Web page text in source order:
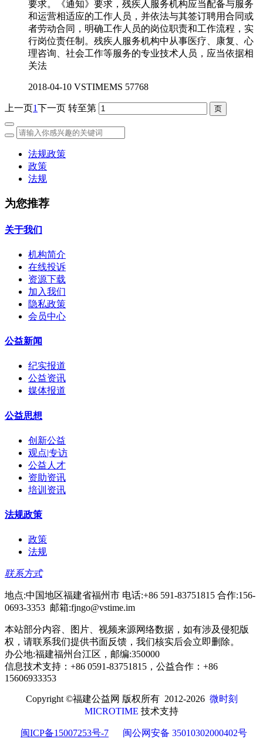
要求。《通知》要求，残疾人服务机构应当配备与服务
和运营相适应的工作人员，并依法与其签订聘用合同或
者劳动合同，明确工作人员的岗位职责和工作流程，实
行岗位责任制。残疾人服务机构中从事医疗、康复、心
理咨询、社会工作等服务的专业技术人员，应当依据相
关法
2018-04-10 VSTIMEMS 57768
上一页1下一页 转至第
法规政策
政策
法规
为您推荐
关于我们
机构简介
在线投诉
资源下载
加入我们
隐私政策
会员中心
公益新闻
纪实报道
公益资讯
媒体报道
公益思想
创新公益
观点|专访
公益人才
资助资讯
培训资讯
法规政策
政策
法规
联系方式
地点:中国地区福建省福州市 电话:+86 591-83751815 合作:156-
0693-3353 邮箱:fjngo@vstime.im
本站部分内容、图片、视频来源网络数据，如有涉及侵犯版
权，请联系我们提供书面反馈，我们核实后会立即删除。
办公地:福建福州台江区，邮编:350000
信息技术支持：+86 0591-83751815，公益合作：+86
15606933353
Copyright ©福建公益网 版权所有 2012-2026 微时刻
MICROTIME 技术支持
闽ICP备15007253号-7 闽公网安备 35010302000402号